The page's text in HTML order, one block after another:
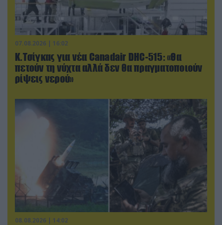
07.08.2026 | 16:02
Κ.Τσίγκας για νέα Canadair DHC-515: «Θα
πετούν τη νύχτα αλλά δεν θα πραγματοποιούν
ρίψεις νερού»
08.08.2026 | 14:02